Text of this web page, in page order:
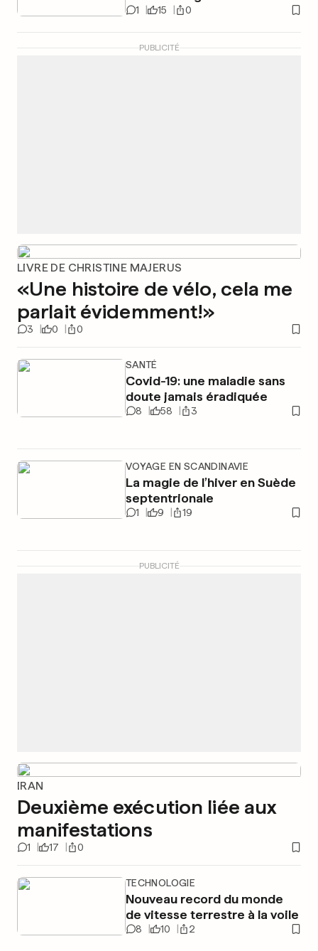
1 15 0
PUBLICITÉ
LIVRE DE CHRISTINE MAJERUS
«Une histoire de vélo, cela me
parlait évidemment!»
3 0 0
SANTÉ
Covid-19: une maladie sans
doute jamais éradiquée
8 58 3
VOYAGE EN SCANDINAVIE
La magie de l’hiver en Suède
septentrionale
1 9 19
PUBLICITÉ
IRAN
Deuxième exécution liée aux
manifestations
1 17 0
TECHNOLOGIE
Nouveau record du monde
de vitesse terrestre à la voile
8 10 2